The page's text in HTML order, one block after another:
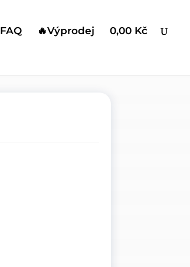
FAQ 🔥Výprodej 0,00 Kč